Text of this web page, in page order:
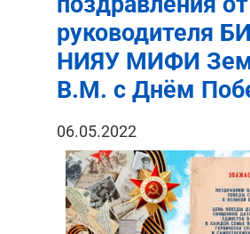
руководителя
НИЯУ МИФИ
В.М. с Днём
06.05.2022